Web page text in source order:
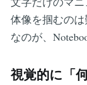
体像を掴むの
なのが、
視覚的に「